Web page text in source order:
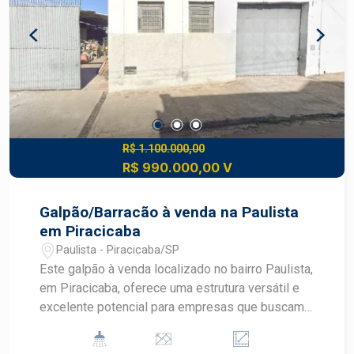
visita.
aproximadamente 40 veículos, o que favorece
funcionários, clientes ou visitantes Anexo
doméstico: casa avarandada contendo sala,
cozinha, banheiro e 1 dormitório, útil como
alojamento, escritório, ou suporte administrativo,
conforme a necessidade Construa seu futuro
com quem é agente de desenvolvimento do
mercado imobiliário de Piracicaba. Agende sua
visita. #Blackfrias
R$ 1.100.000,00
R$ 990.000,00 V
Galpão/Barracão à venda na Paulista
em Piracicaba
Paulista - Piracicaba/SP
Este galpão à venda localizado no bairro Paulista,
em Piracicaba, oferece uma estrutura versátil e
excelente potencial para empresas que buscam
estratégica. Com amplo vão livre e terreno de